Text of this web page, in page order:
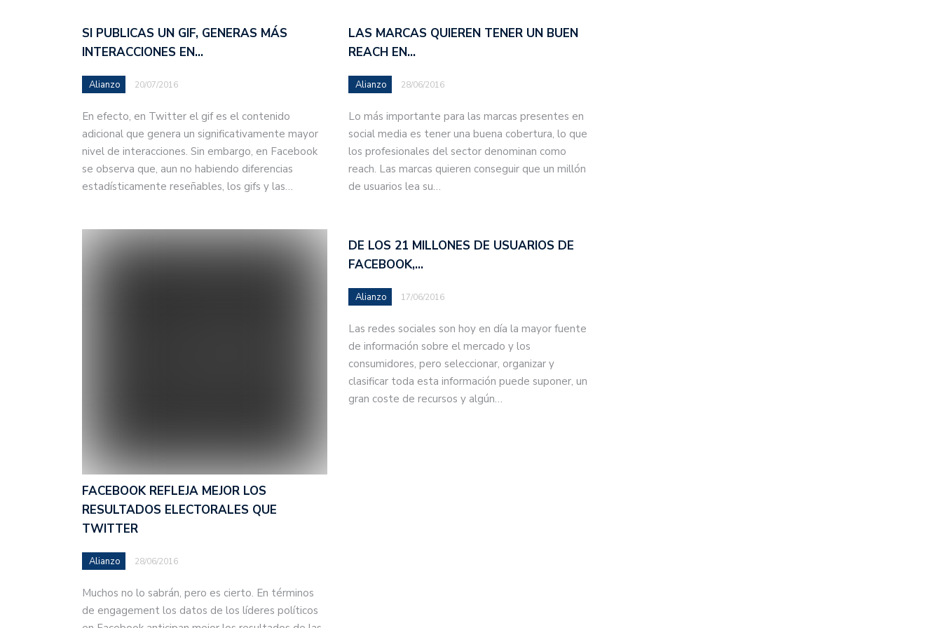
SI PUBLICAS UN GIF, GENERAS MÁS
INTERACCIONES EN…
Alianzo 20/07/2016
En efecto, en Twitter el gif es el contenido
adicional que genera un significativamente mayor
nivel de interacciones. Sin embargo, en Facebook
se observa que, aun no habiendo diferencias
estadísticamente reseñables, los gifs y las…
LAS MARCAS QUIEREN TENER UN BUEN
REACH EN…
Alianzo 28/06/2016
Lo más importante para las marcas presentes en
social media es tener una buena cobertura, lo que
los profesionales del sector denominan como
reach. Las marcas quieren conseguir que un millón
de usuarios lea su…
FACEBOOK REFLEJA MEJOR LOS
RESULTADOS ELECTORALES QUE
TWITTER
Alianzo 28/06/2016
Muchos no lo sabrán, pero es cierto. En términos
de engagement los datos de los líderes políticos
DE LOS 21 MILLONES DE USUARIOS DE
FACEBOOK,…
Alianzo 17/06/2016
Las redes sociales son hoy en día la mayor fuente
de información sobre el mercado y los
consumidores, pero seleccionar, organizar y
clasificar toda esta información puede suponer, un
gran coste de recursos y algún…